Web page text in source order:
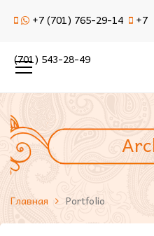
+7 (701) 765-29-14 +7
(701) 543-28-49
Главная Portfolio